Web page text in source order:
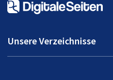
Unsere Verzeichnisse